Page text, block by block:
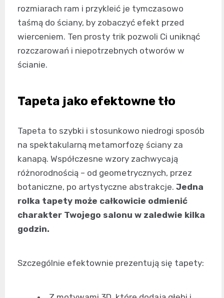
rozmiarach ram i przykleić je tymczasowo
taśmą do ściany, by zobaczyć efekt przed
wierceniem. Ten prosty trik pozwoli Ci uniknąć
rozczarowań i niepotrzebnych otworów w
ścianie.
Tapeta jako efektowne tło
Tapeta to szybki i stosunkowo niedrogi sposób
na spektakularną metamorfozę ściany za
kanapą. Współczesne wzory zachwycają
różnorodnością – od geometrycznych, przez
botaniczne, po artystyczne abstrakcje. Jedna
rolka tapety może całkowicie odmienić
charakter Twojego salonu w zaledwie kilka
godzin.
Szczególnie efektownie prezentują się tapety: